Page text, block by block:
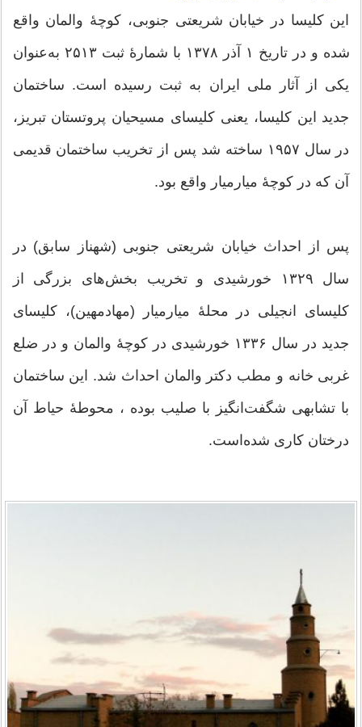
این کلیسا در خیابان شریعتی جنوبی، کوچهٔ والمان واقع
شده و در تاریخ ۱ آذر ۱۳۷۸ با شمارهٔ ثبت ۲۵۱۳ به‌عنوان
یکی از آثار ملی ایران به ثبت رسیده است. ساختمان
جدید این کلیسا، یعنی کلیسای مسیحیان پروتستان تبریز،
در سال ۱۹۵۷ ساخته شد پس از تخریب ساختمان قدیمی
آن که در کوچهٔ میارمیار واقع بود.
پس از احداث خیابان شریعتی جنوبی (شهناز سابق) در
سال ۱۳۲۹ خورشیدی و تخریب بخش‌های بزرگی از
کلیسای انجیلی در محلهٔ میارمیار (مهادمهین)، کلیسای
جدید در سال ۱۳۳۶ خورشیدی در کوچهٔ والمان و در ضلع
غربی خانه و مطب دکتر والمان احداث شد. این ساختمان
با تشابهی شگفت‌انگیز با صلیب‌ بوده ، محوطهٔ حیاط آن
درختان کاری شده‌است.